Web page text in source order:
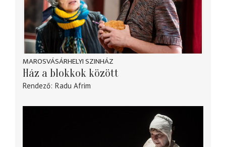
MAROSVÁSÁRHELYI SZINHÁZ
Ház a blokkok között
Rendező Radu Afrim